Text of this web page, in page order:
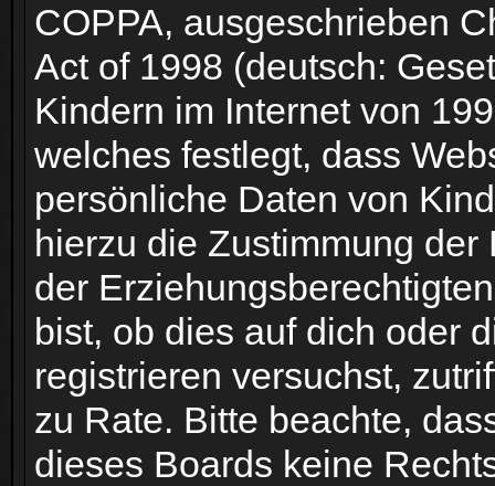
COPPA, ausgeschrieben
Act of 1998 (deutsch:
Kindern im Internet von
welches festlegt, dass
persönliche Daten von
hierzu die Zustimmung
der
bist, ob dies auf dich oder
registrieren versuchst,
zu Rate. Bitte beachte,
dieses Boards keine